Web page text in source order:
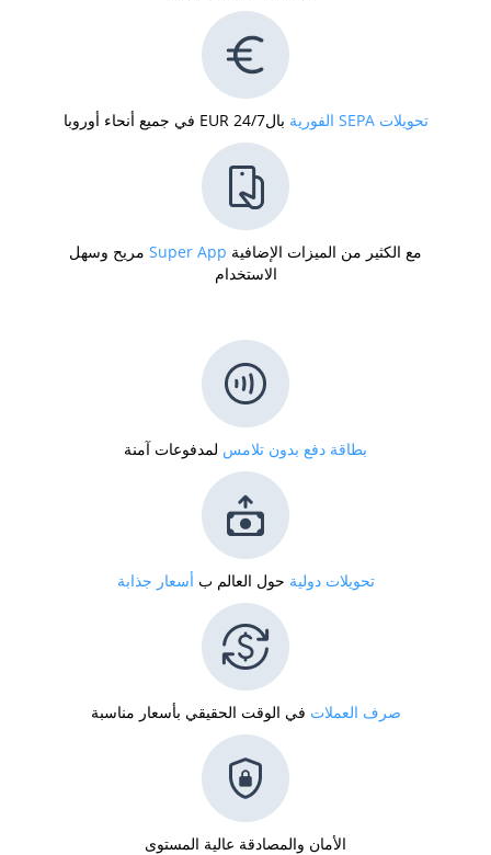
تحويلات SEPA الفورية بالEUR 24/7 في جميع أنحاء أوروبا
مع الكثير من الميزات الإضافية Super App مريح وسهل
الاستخدام
بطاقة دفع بدون تلامس لمدفوعات آمنة
تحويلات دولية حول العالم ب أسعار جذابة
صرف العملات في الوقت الحقيقي بأسعار مناسبة
الأمان والمصادقة عالية المستوى